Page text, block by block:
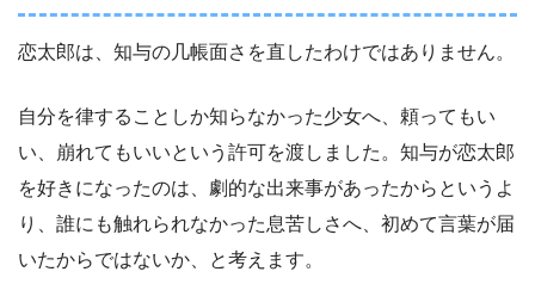
恋太郎は、知与の几帳面さを直したわけではありません。
自分を律することしか知らなかった少女へ、頼ってもい
い、崩れてもいいという許可を渡しました。知与が恋太郎
を好きになったのは、劇的な出来事があったからというよ
り、誰にも触れられなかった息苦しさへ、初めて言葉が届
いたからではないか、と考えます。